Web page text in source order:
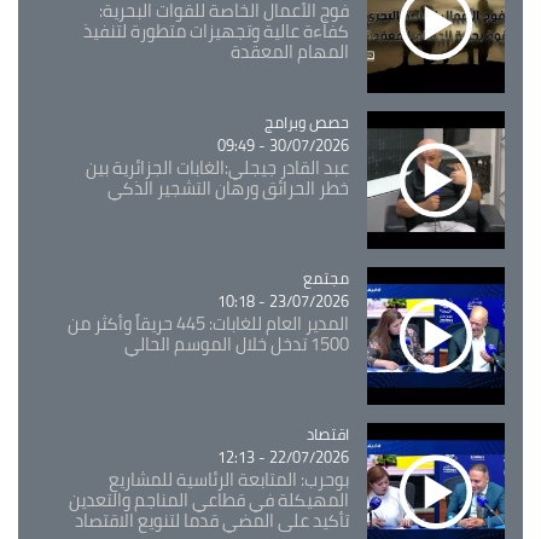
فوج الأعمال الخاصة للقوات البحرية:
كفاءة عالية وتجهيزات متطورة لتنفيذ
المهام المعقدة
Catégorie
حصص وبرامج
30/07/2026 - 09:49
عبد القادر جيجلي:الغابات الجزائرية بين
خطر الحرائق ورهان التشجير الذكي
Catégorie
مجتمع
23/07/2026 - 10:18
المدير العام للغابات: 445 حريقاً وأكثر من
1500 تدخل خلال الموسم الحالي
Catégorie
اقتصاد
22/07/2026 - 12:13
بوحرب: المتابعة الرئاسية للمشاريع
المهيكلة في قطاعي المناجم والتعدين
تأكيد على المضي قدما لتنويع الاقتصاد